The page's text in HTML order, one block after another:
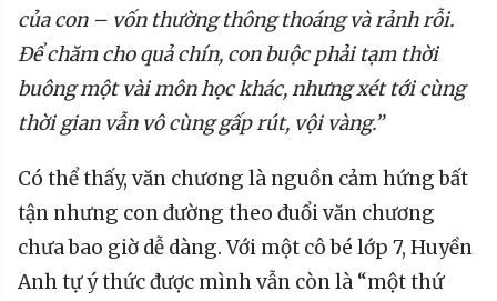
của con – vốn thường thông thoáng và rảnh rỗi.
Để chăm cho quả chín, con buộc phải tạm thời
buông một vài môn học khác, nhưng xét tới cùng
thời gian vẫn vô cùng gấp rút, vội vàng.”
Có thể thấy, văn chương là nguồn cảm hứng bất
tận nhưng con đường theo đuổi văn chương
chưa bao giờ dễ dàng. Với một cô bé lớp 7, Huyền
Anh tự ý thức được mình vẫn còn là “một thứ